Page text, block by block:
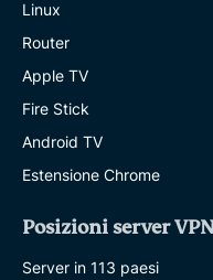
Linux
Router
Apple TV
Fire Stick
Android TV
Estensione Chrome
Posizioni server
Server in 113 paesi